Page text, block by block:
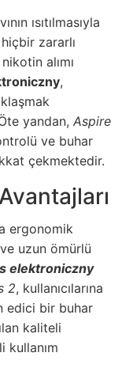
ısıtılmasıyla
zararlı
alımı
,
yandan, Aspire
ve buhar
çekmektedir.
ergonomik
uzun ömürlü
elektroniczny
2, kullanıcılarına
edici bir buhar
kaliteli
kullanım